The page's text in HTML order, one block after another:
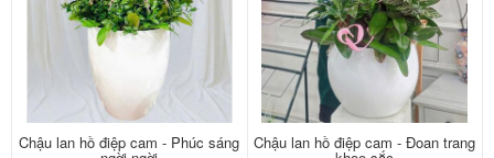
Chậu lan hồ điệp cam - Phúc sáng Chậu lan hồ điệp cam - Đoan trang